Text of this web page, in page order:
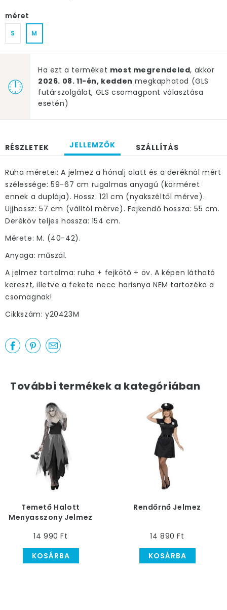
méret
S M
Ha ezt a terméket most megrendeled, akkor
2026. 08. 11-én, kedden megkaphatod (GLS
futárszolgálat, GLS csomagpont választása
esetén)
RÉSZLETEK JELLEMZŐK SZÁLLÍTÁS
Ruha méretei: A jelmez a hónalj alatt és a deréknál mért
szélessége: 59-67 cm rugalmas anyagú (körméret
ennek a duplája). Hossz: 121 cm (nyakszéltől mérve).
Ujjhossz: 57 cm (válltól mérve). Fejkendő hossza: 55 cm.
Deréköv teljes hossza: 154 cm.
Mérete: M. (40-42).
Anyaga: műszál.
A jelmez tartalma: ruha + fejkötő + öv. A képen látható
kereszt, illetve a fekete necc harisnya NEM tartozéka a
csomagnak!
Cikkszám: y20423M
További termékek a kategóriában
Temető Halott
Menyasszony Jelmez
14 990 Ft
KOSÁRBA
Rendőrnő Jelmez
14 890 Ft
KOSÁRBA